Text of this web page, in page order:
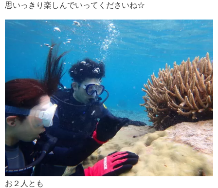
思いっきり楽しんでいってくださいね☆
お２人とも